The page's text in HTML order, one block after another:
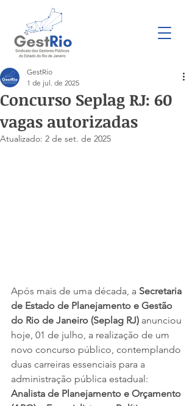
Concurso Seplag RJ: 60
vagas autorizadas
GestRio
1 de jul. de 2025
Atualizado: 2 de set. de 2025
Após mais de uma década, a Secretaria
de Estado de Planejamento e Gestão
do Rio de Janeiro (Seplag RJ) anunciou
hoje, 01 de julho, a realização de um
novo concurso público, contemplando
duas carreiras essenciais para a
administração pública estadual:
Analista de Planejamento e Orçamento